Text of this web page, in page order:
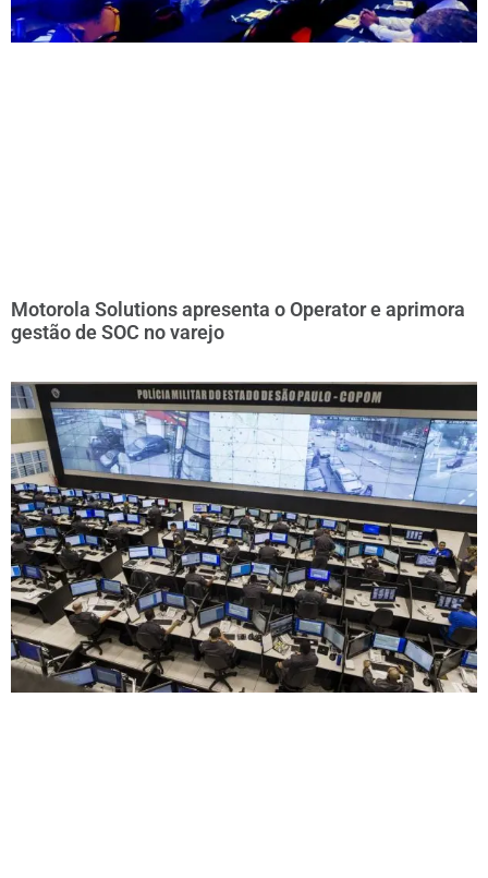
Motorola Solutions apresenta o Operator e aprimora
gestão de SOC no varejo